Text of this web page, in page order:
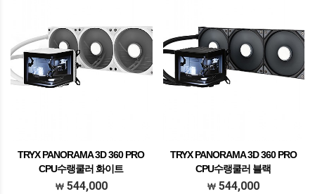
TRYX PANORAMA 3D 360 PRO
CPU수랭쿨러 화이트
544,000
TRYX PANORAMA 3D 360 PRO
CPU수랭쿨러 블랙
544,000